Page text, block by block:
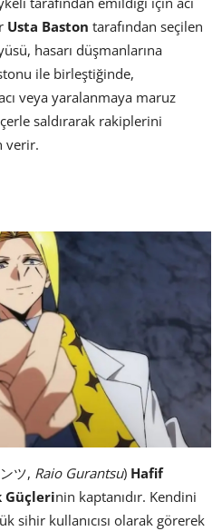
Usta Baston tarafından seçilen
hasarı düşmanlarına
ile birleştiğinde,
veya yaralanmaya maruz
saldırarak rakiplerini
verir.
ツ, Raio Gurantsu) Hafif
Güçlerinin kaptanıdır. Kendini
sihir kullanıcısı olarak görerek